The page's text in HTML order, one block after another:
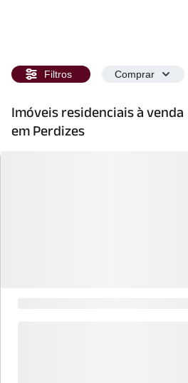
Filtros Comprar
Imóveis residenciais à venda
em Perdizes